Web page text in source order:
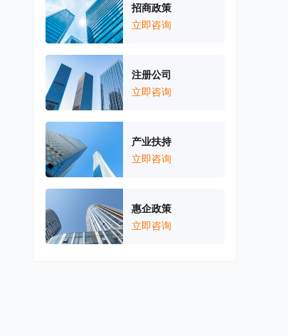
招商政策
立即咨询
注册公司
立即咨询
产业扶持
立即咨询
惠企政策
立即咨询